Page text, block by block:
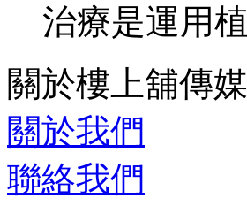
治療是運用
關於樓上舖傳媒
關於我們
聯絡我們